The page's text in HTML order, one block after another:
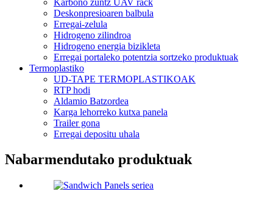
Deskonpresioaren balbula
Erregai-zelula
Hidrogeno zilindroa
Hidrogeno energia bizikleta
Erregai portaleko potentzia sortzeko produktuak
Termoplastiko
UD-TAPE TERMOPLASTIKOAK
RTP hodi
Aldamio Batzordea
Karga lehorreko kutxa panela
Trailer gona
Erregai depositu uhala
Nabarmendutako produktuak